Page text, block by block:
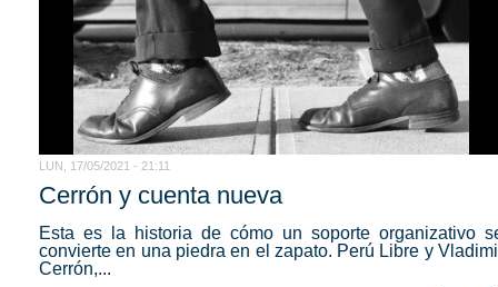
LUN, 17/05/2021 - 21:11
Cerrón y cuenta nueva
Esta es la historia de cómo un soporte organizativo
convierte en una piedra en el zapato. Perú Libre y
Cerrón,...